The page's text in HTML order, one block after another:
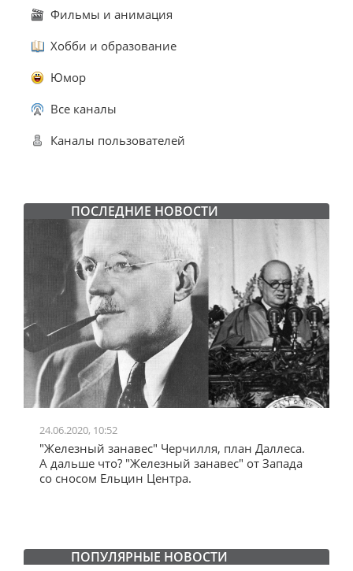
Фильмы и анимация
Хобби и образование
Юмор
Все каналы
Каналы пользователей
ПОСЛЕДНИЕ НОВОСТИ
24.06.2020, 10:52
"Железный занавес" Черчилля, план Даллеса.
А дальше что? "Железный занавес" от Запада
со сносом Ельцин Центра.
ПОПУЛЯРНЫЕ НОВОСТИ